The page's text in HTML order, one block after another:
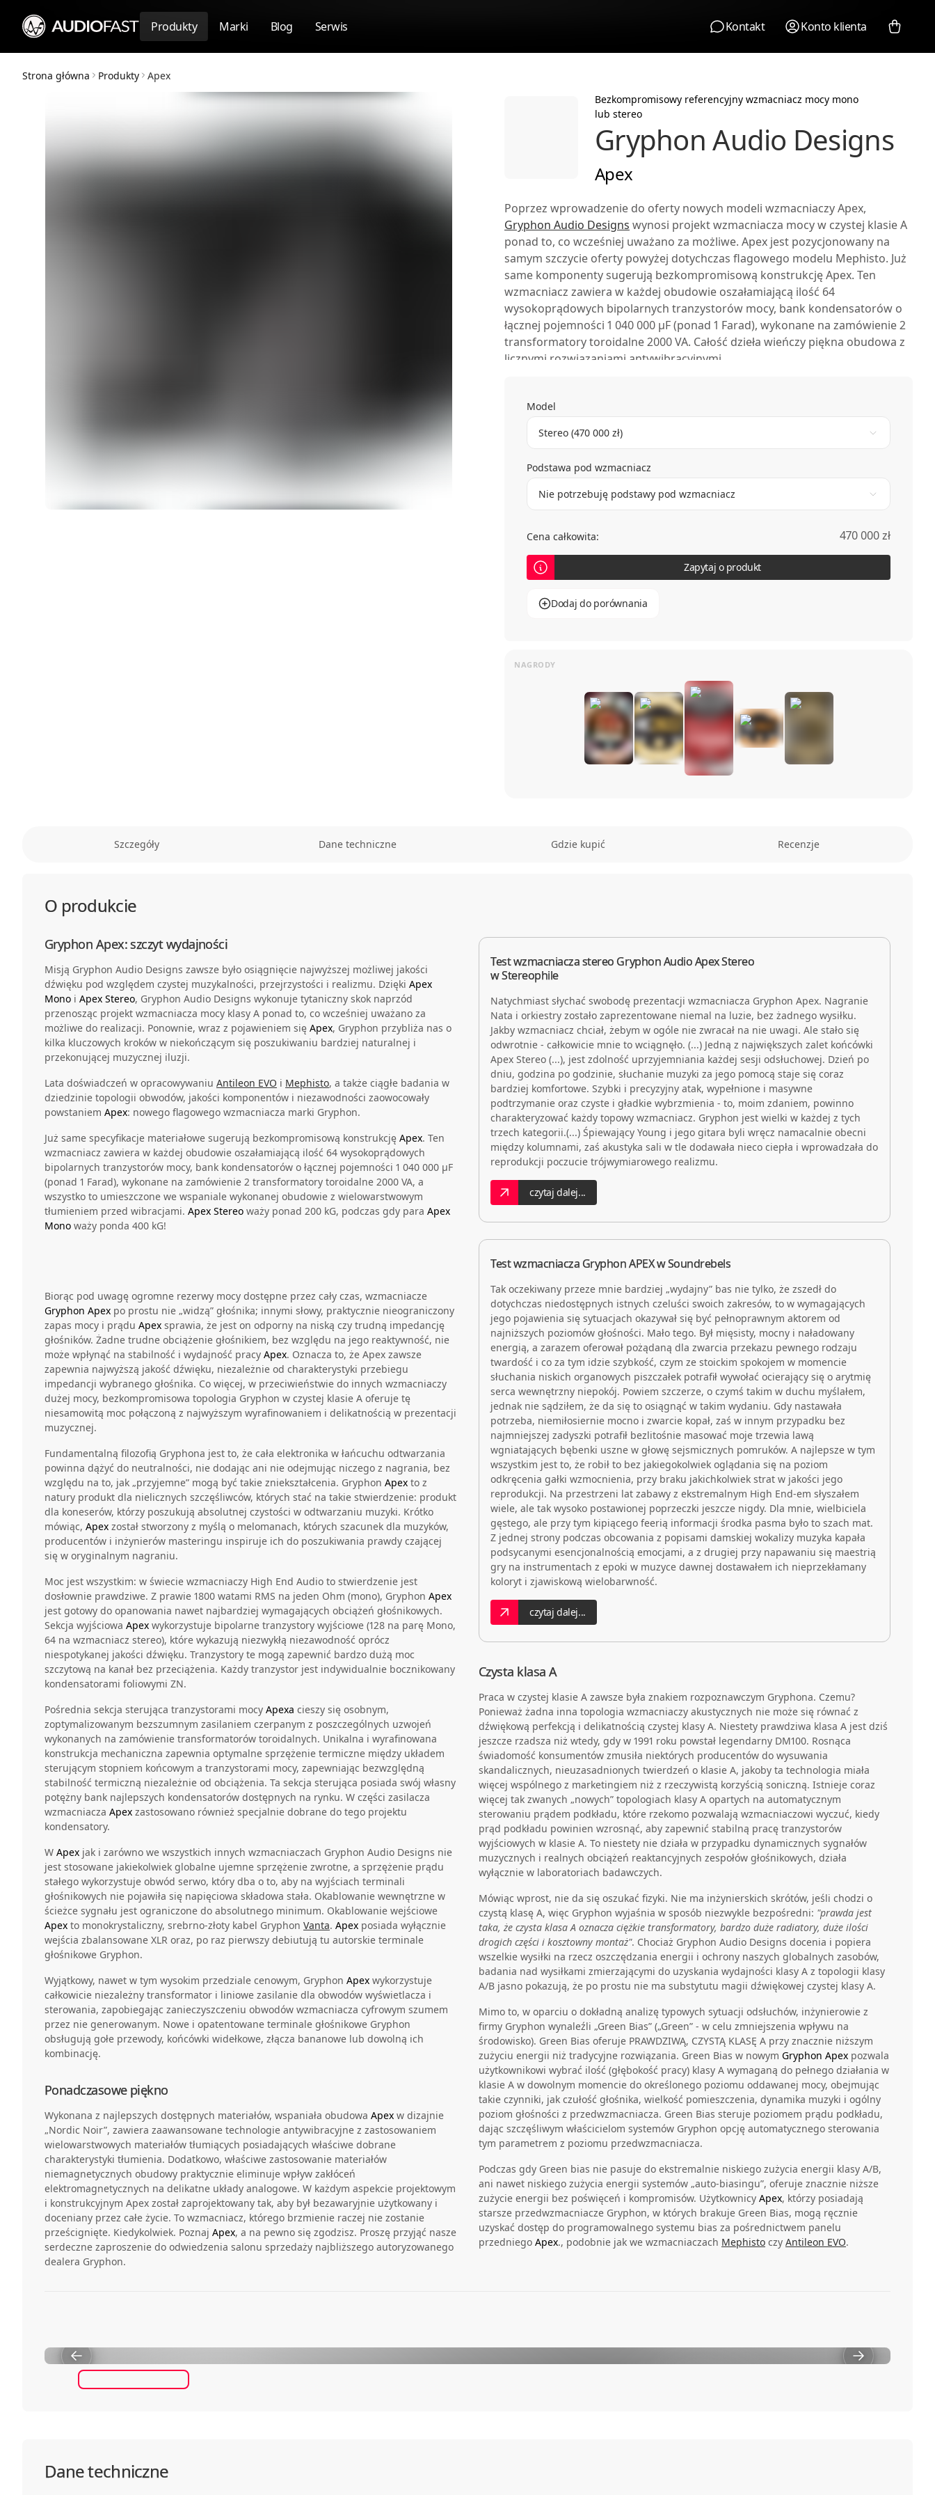
Produkty Marki Blog Serwis Kontakt Konto klienta
Strona główna Produkty
Apex
Bezkompromisowy referencyjny wzmacniacz mocy mono
lub stereo
Gryphon Audio Designs
Apex
Poprzez wprowadzenie do oferty nowych modeli wzmacniaczyApex,
Gryphon Audio Designs wynosi projekt wzmacniacza mocy w czystej klasie A
ponad to, co wcześniej uważano za możliwe. Apex jest pozycjonowany na
samym szczycie oferty powyżej dotychczas flagowego modelu Mephisto. Już
same komponenty sugerują bezkompromisową konstrukcjęApex. Ten
wzmacniacz zawiera w każdej obudowie oszałamiającą ilość 64
wysokoprądowych bipolarnych tranzystorów mocy, bank kondensatorów o
łącznej pojemności 1 040 000 μF (ponad 1 Farad), wykonane na zamówienie 2
transformatory toroidalne 2000 VA. Całość dzieła wieńczy piękna obudowa z
licznymi rozwiązaniami antywibracyjnymi.
Model
Stereo (470 000 zł)
Podstawa pod wzmacniacz
Nie potrzebuję podstawy pod wzmacniacz
Cena całkowita: 470 000 zł
Zapytaj o produkt
Dodaj do porównania
Szczegóły Dane techniczne Gdzie kupić Recenzje
O produkcie
Gryphon Apex: szczyt wydajności
Misją Gryphon Audio Designs zawsze było osiągnięcie najwyższej możliwej jakości
dźwięku pod względem czystej muzykalności, przejrzystości i realizmu. Dzięki Apex
Mono i Apex Stereo, Gryphon Audio Designs wykonuje tytaniczny skok naprzód
przenosząc projekt wzmacniacza mocy klasy A ponad to, co wcześniej uważano za
możliwe do realizacji. Ponownie, wraz z pojawieniem się Apex, Gryphon przybliża nas o
kilka kluczowych kroków w niekończącym się poszukiwaniu bardziej naturalnej i
przekonującej muzycznej iluzji.
Lata doświadczeń w opracowywaniu Antileon EVO i Mephisto, a także ciągłe badania w
dziedzinie topologii obwodów, jakości komponentów i niezawodności zaowocowały
powstaniem Apex: nowego flagowego wzmacniacza marki Gryphon.
Już same specyfikacje materiałowe sugerują bezkompromisową konstrukcję Apex. Ten
wzmacniacz zawiera w każdej obudowie oszałamiającą ilość 64 wysokoprądowych
bipolarnych tranzystorów mocy, bank kondensatorów o łącznej pojemności 1 040 000 μF
(ponad 1 Farad), wykonane na zamówienie 2 transformatory toroidalne 2000 VA, a
wszystko to umieszczone we wspaniale wykonanej obudowie z wielowarstwowym
tłumieniem przed wibracjami. Apex Stereo waży ponad 200 kG, podczas gdy para Apex
Mono waży ponda 400 kG!
Biorąc pod uwagę ogromne rezerwy mocy dostępne przez cały czas, wzmacniacze
Gryphon Apex po prostu nie „widzą” głośnika; innymi słowy, praktycznie nieograniczony
zapas mocy i prądu Apex sprawia, że jest on odporny na niską czy trudną impedancję
głośników. Żadne trudne obciążenie głośnikiem, bez względu na jego reaktywność, nie
może wpłynąć na stabilność i wydajność pracy Apex. Oznacza to, że Apex zawsze
zapewnia najwyższą jakość dźwięku, niezależnie od charakterystyki przebiegu
impedancji wybranego głośnika. Co więcej, w przeciwieństwie do innych wzmacniaczy
dużej mocy, bezkompromisowa topologia Gryphon w czystej klasie A oferuje tę
niesamowitą moc połączoną z najwyższym wyrafinowaniem i delikatnością w prezentacji
muzycznej.
Fundamentalną filozofią Gryphona jest to, że cała elektronika w łańcuchu odtwarzania
powinna dążyć do neutralności, nie dodając ani nie odejmując niczego z nagrania, bez
względu na to, jak „przyjemne” mogą być takie zniekształcenia. Gryphon Apex to z
natury produkt dla nielicznych szczęśliwców, których stać na takie stwierdzenie: produkt
dla koneserów, którzy poszukują absolutnej czystości w odtwarzaniu muzyki. Krótko
mówiąc, Apex został stworzony z myślą o melomanach, których szacunek dla muzyków,
producentów i inżynierów masteringu inspiruje ich do poszukiwania prawdy czającej
się w oryginalnym nagraniu.
Moc jest wszystkim: w świecie wzmacniaczy High End Audio to stwierdzenie jest
dosłownie prawdziwe. Z prawie 1800 watami RMS na jeden Ohm (mono), Gryphon Apex
jest gotowy do opanowania nawet najbardziej wymagających obciążeń głośnikowych.
Sekcja wyjściowa Apex wykorzystuje bipolarne tranzystory wyjściowe (128 na parę Mono,
64 na wzmacniacz stereo), które wykazują niezwykłą niezawodność oprócz
niespotykanej jakości dźwięku. Tranzystory te mogą zapewnić bardzo dużą moc
szczytową na kanał bez przeciążenia. Każdy tranzystor jest indywidualnie bocznikowany
kondensatorami foliowymi ZN.
Pośrednia sekcja sterująca tranzystorami mocy Apexa cieszy się osobnym,
zoptymalizowanym bezszumnym zasilaniem czerpanym z poszczególnych uzwojeń
wykonanych na zamówienie transformatorów toroidalnych. Unikalna i wyrafinowana
konstrukcja mechaniczna zapewnia optymalne sprzężenie termiczne między układem
sterującym stopniem końcowym a tranzystorami mocy, zapewniając bezwzględną
stabilność termiczną niezależnie od obciążenia. Ta sekcja sterująca posiada swój własny
potężny bank najlepszych kondensatorów dostępnych na rynku. W części zasilacza
wzmacniacza Apex zastosowano również specjalnie dobrane do tego projektu
kondensatory.
W Apex jak i zarówno we wszystkich innych wzmacniaczach Gryphon Audio Designs nie
jest stosowane jakiekolwiek globalne ujemne sprzężenie zwrotne, a sprzężenie prądu
stałego wykorzystuje obwód serwo, który dba o to, aby na wyjściach terminali
głośnikowych nie pojawiła się napięciowa składowa stała. Okablowanie wewnętrzne w
ścieżce sygnału jest ograniczone do absolutnego minimum. Okablowanie wejściowe
Apex to monokrystaliczny, srebrno-złoty kabel Gryphon Vanta. Apex posiada wyłącznie
wejścia zbalansowane XLR oraz, po raz pierwszy debiutują tu autorskie terminale
głośnikowe Gryphon.
Wyjątkowy, nawet w tym wysokim przedziale cenowym, Gryphon Apex wykorzystuje
całkowicie niezależny transformator i liniowe zasilanie dla obwodów wyświetlacza i
sterowania, zapobiegając zanieczyszczeniu obwodów wzmacniacza cyfrowym szumem
przez nie generowanym. Nowe i opatentowane terminale głośnikowe Gryphon
obsługują gołe przewody, końcówki widełkowe, złącza bananowe lub dowolną ich
kombinację.
Ponadczasowe piękno
Wykonana z najlepszych dostępnych materiałów, wspaniała obudowa Apex w dizajnie
„Nordic Noir”, zawiera zaawansowane technologie antywibracyjne z zastosowaniem
wielowarstwowych materiałów tłumiących posiadających właściwe dobrane
charakterystyki tłumienia. Dodatkowo, właściwe zastosowanie materiałów
niemagnetycznych obudowy praktycznie eliminuje wpływ zakłóceń
elektromagnetycznych na delikatne układy analogowe. W każdym aspekcie projektowym
i konstrukcyjnym Apex został zaprojektowany tak, aby był bezawaryjnie użytkowany i
doceniany przez całe życie. To wzmacniacz, którego brzmienie raczej nie zostanie
prześcignięte. Kiedykolwiek. Poznaj Apex, a na pewno się zgodzisz. Proszę przyjąć nasze
serdeczne zaproszenie do odwiedzenia salonu sprzedaży najbliższego autoryzowanego
dealera Gryphon.
Test wzmacniacza stereo Gryphon Audio Apex Stereo
w Stereophile
Natychmiast słychać swobodę prezentacji wzmacniacza Gryphon Apex. Nagranie
Nata i orkiestry zostało zaprezentowane niemal na luzie, bez żadnego wysiłku.
Jakby wzmacniacz chciał, żebym w ogóle nie zwracał na nie uwagi. Ale stało się
odwrotnie - całkowicie mnie to wciągnęło. (...) Jedną z największych zalet końcówki
Apex Stereo (...), jest zdolność uprzyjemniania każdej sesji odsłuchowej. Dzień po
dniu, godzina po godzinie, słuchanie muzyki za jego pomocą staje się coraz
bardziej komfortowe. Szybki i precyzyjny atak, wypełnione i masywne
podtrzymanie oraz czyste i gładkie wybrzmienia - to, moim zdaniem, powinno
charakteryzować każdy topowy wzmacniacz. Gryphon jest wielki w każdej z tych
trzech kategorii.(...) Śpiewający Young i jego gitara byli wręcz namacalnie obecni
między kolumnami, zaś akustyka sali w tle dodawała nieco ciepła i wprowadzała do
reprodukcji poczucie trójwymiarowego realizmu.
czytaj dalej...
Test wzmacniacza Gryphon APEX w Soundrebels
Tak oczekiwany przeze mnie bardziej „wydajny” bas nie tylko, że zszedł do
dotychczas niedostępnych istnych czeluści swoich zakresów, to w wymagających
jego pojawienia się sytuacjach okazywał się być pełnoprawnym aktorem od
najniższych poziomów głośności. Mało tego. Był mięsisty, mocny i naładowany
energią, a zarazem oferował pożądaną dla zwarcia przekazu pewnego rodzaju
twardość i co za tym idzie szybkość, czym ze stoickim spokojem w momencie
słuchania niskich organowych piszczałek potrafił wywołać ocierający się o arytmię
serca wewnętrzny niepokój. Powiem szczerze, o czymś takim w duchu myślałem,
jednak nie sądziłem, że da się to osiągnąć w takim wydaniu. Gdy nastawała
potrzeba, niemiłosiernie mocno i zwarcie kopał, zaś w innym przypadku bez
najmniejszej zadyszki potrafił bezlitośnie masować moje trzewia lawą
wgniatających bębenki uszne w głowę sejsmicznych pomruków. A najlepsze w tym
wszystkim jest to, że robił to bez jakiegokolwiek oglądania się na poziom
odkręcenia gałki wzmocnienia, przy braku jakichkolwiek strat w jakości jego
reprodukcji. Na przestrzeni lat zabawy z ekstremalnym High End-em słyszałem
wiele, ale tak wysoko postawionej poprzeczki jeszcze nigdy. Dla mnie, wielbiciela
gęstego, ale przy tym kipiącego feerią informacji środka pasma było to szach mat.
Z jednej strony podczas obcowania z popisami damskiej wokalizy muzyka kapała
podsycanymi esencjonalnością emocjami, a z drugiej przy napawaniu się maestrią
gry na instrumentach z epoki w muzyce dawnej dostawałem ich nieprzekłamany
koloryt i zjawiskową wielobarwność.
czytaj dalej...
Czysta klasa A
Praca w czystej klasie A zawsze była znakiem rozpoznawczym Gryphona. Czemu?
Ponieważ żadna inna topologia wzmacniaczy akustycznych nie może się równać z
dźwiękową perfekcją i delikatnością czystej klasy A. Niestety prawdziwa klasa A jest dziś
jeszcze rzadsza niż wtedy, gdy w 1991 roku powstał legendarny DM100. Rosnąca
świadomość konsumentów zmusiła niektórych producentów do wysuwania
skandalicznych, nieuzasadnionych twierdzeń o klasie A, jakoby ta technologia miała
więcej wspólnego z marketingiem niż z rzeczywistą korzyścią soniczną. Istnieje coraz
więcej tak zwanych „nowych” topologiach klasy A opartych na automatycznym
sterowaniu prądem podkładu, które rzekomo pozwalają wzmacniaczowi wyczuć, kiedy
prąd podkładu powinien wzrosnąć, aby zapewnić stabilną pracę tranzystorów
wyjściowych w klasie A. To niestety nie działa w przypadku dynamicznych sygnałów
muzycznych i realnych obciążeń reaktancyjnych zespołów głośnikowych, działa
wyłącznie w laboratoriach badawczych.
Mówiąc wprost, nie da się oszukać fizyki. Nie ma inżynierskich skrótów, jeśli chodzi o
czystą klasę A, więc Gryphon wyjaśnia w sposób niezwykle bezpośredni: "prawda jest
taka, że czysta klasa A oznacza ciężkie transformatory, bardzo duże radiatory, duże ilości
drogich części i kosztowny montaż". Chociaż Gryphon Audio Designs docenia i popiera
wszelkie wysiłki na rzecz oszczędzania energii i ochrony naszych globalnych zasobów,
badania nad wysiłkami zmierzającymi do uzyskania wydajności klasy A z topologii klasy
A/B jasno pokazują, że po prostu nie ma substytutu magii dźwiękowej czystej klasy A.
Mimo to, w oparciu o dokładną analizę typowych sytuacji odsłuchów, inżynierowie z
firmy Gryphon wynaleźli „Green Bias” („Green” - w celu zmniejszenia wpływu na
środowisko). Green Bias oferuje PRAWDZIWĄ, CZYSTĄ KLASĘ A przy znacznie niższym
zużyciu energii niż tradycyjne rozwiązania. Green Bias w nowym Gryphon Apex pozwala
użytkownikowi wybrać ilość (głębokość pracy) klasy A wymaganą do pełnego działania w
klasie A w dowolnym momencie do określonego poziomu oddawanej mocy, obejmując
takie czynniki, jak czułość głośnika, wielkość pomieszczenia, dynamika muzyki i ogólny
poziom głośności z przedwzmacniacza. Green Bias steruje poziomem prądu podkładu,
dając szczęśliwym właścicielom systemów Gryphon opcję automatycznego sterowania
tym parametrem z poziomu przedwzmacniacza.
Podczas gdy Green bias nie pasuje do ekstremalnie niskiego zużycia energii klasy A/B,
ani nawet niskiego zużycia energii systemów „auto-biasingu”, oferuje znacznie niższe
zużycie energii bez poświęceń i kompromisów. Użytkownicy Apex, którzy posiadają
starsze przedwzmacniacze Gryphon, w których brakuje Green Bias, mogą ręcznie
uzyskać dostęp do programowalnego systemu bias za pośrednictwem panelu
przedniego Apex., podobnie jak we wzmacniaczach Mephisto czy Antileon EVO.
WORLD PREMIERE - THE GRYPHON APEX & COMMANDER
Dane techniczne